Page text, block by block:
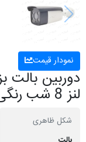
نمودار قیمت
لنز 8 شب رنگی
شکل ظاهری